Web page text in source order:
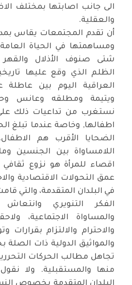
الى جانب اصابتها بمختلف
والعقلية.
أن تقدم المجتمعات يقاس
ومساهمتها في الحياة
شتى صنوف الأذلال والقهر
الظلم الذي وقع عليها
العراقية اليوم بين عاطلة
ويتيمة ومطلقه وعانس
نستغرب من تداعيات ذلك
اطفالها, وخاصة عندما تبلغ
الضحايا الأقرب هم
اللامساواة بين الجنسين
اقصاء للمرأة هو نزوع ثقافي
عمق التحولات الاقتصادية
في البلدان المتقدمة، والتي
الفكر التنويري
والمساواة الاجتماعية،
والاحترام والالتزام
والمواثيق الدولية ذات الصلة
تجاهل مطالب الحركات
منها والمستقبلية. ولا